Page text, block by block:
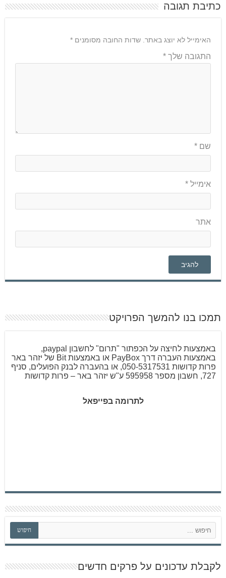
כתיבת תגובה
האימייל לא יוצג באתר. שדות החובה מסומנים *
התגובה שלך *
שם *
אימייל *
אתר
תמכו בנו להמשך הפרויקט
באמצעות לחיצה על הכפתור "תרום" לחשבון paypal,
באמצעות העברה דרך PayBox או באמצעות Bit של יזהר באר
פרות קדושות 050-5317531, או בהעברה לבנק הפועלים, סניף
727, חשבון מספר 595958 ע"ש יזהר באר – פרות קדושות
לתרומה בפייפאל
פ
ש
חיפוש
לקבלת עדכונים על פרקים חדשים